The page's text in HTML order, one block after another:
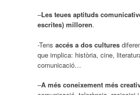
–Les teues aptituds
escrites) milloren.
-Tens accés a dos cultures
que implica: història, cine,
comunicació…
–A més coneixement més